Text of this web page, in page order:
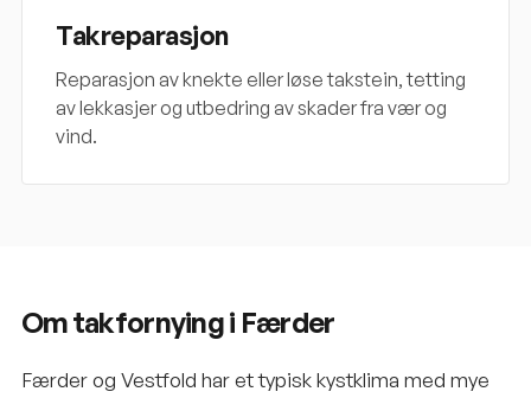
Takreparasjon
Reparasjon av knekte eller løse takstein, tetting
av lekkasjer og utbedring av skader fra vær og
vind.
Om takfornying i Færder
Færder og Vestfold har et typisk kystklima med mye